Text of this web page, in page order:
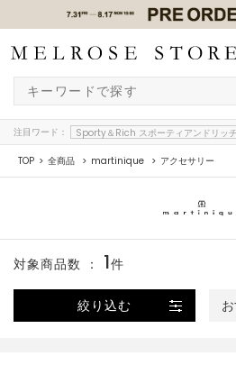
注目ワード： Sporty＆Rich スポーティアンドリッチ
TOP 全商品 martinique アクセサリー
絞り込む
対象商品数 ： 1件